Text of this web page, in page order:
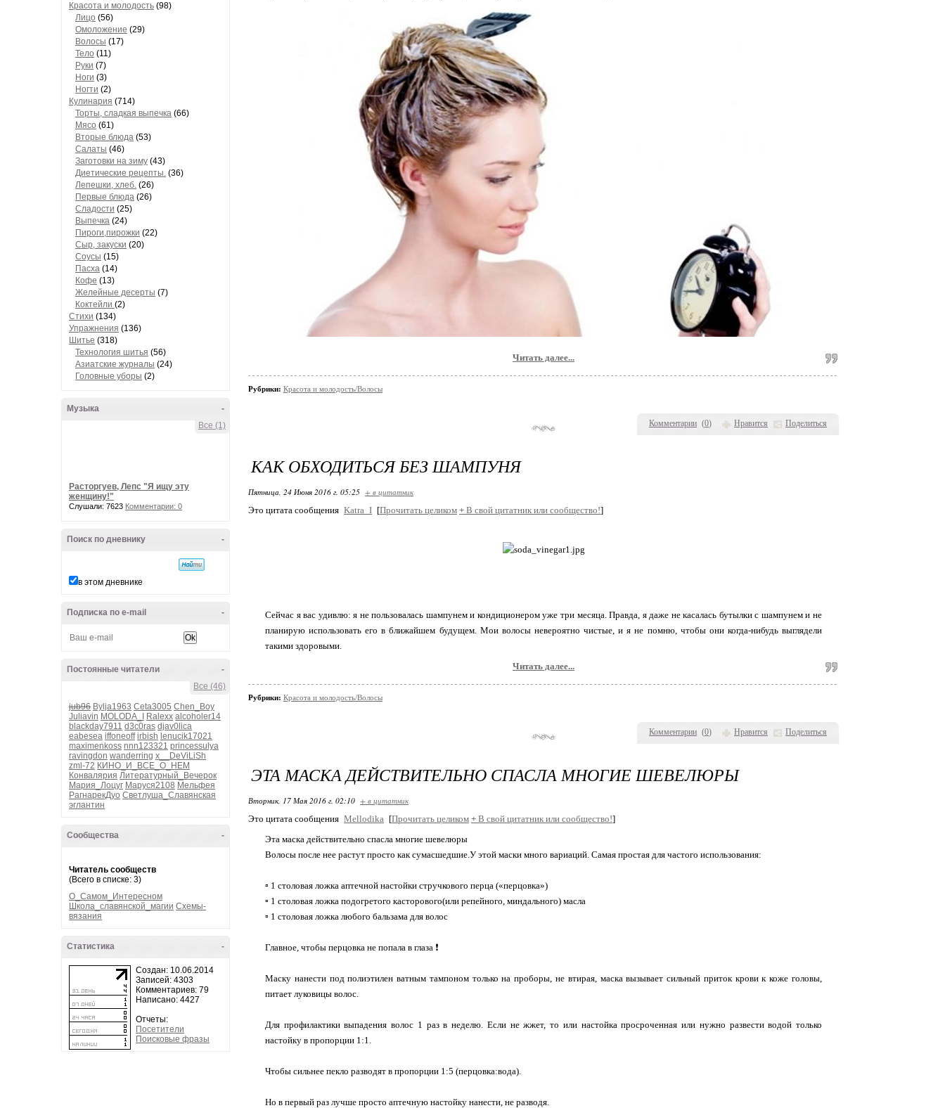
Красота и молодость (98)
Лицо (56)
Омоложение (29)
Волосы (17)
Тело (11)
Руки (7)
Ноги (3)
Ногти (2)
Кулинария (714)
Торты, сладкая выпечка (66)
Мясо (61)
Вторые блюда (53)
Салаты (46)
Заготовки на зиму (43)
Диетические рецепты. (36)
Лепешки, хлеб. (26)
Первые блюда (26)
Сладости (25)
Выпечка (24)
Пироги,пирожки (22)
Сыр, закуски (20)
Соусы (15)
Пасха (14)
Кофе (13)
Желейные десерты (7)
Коктейли (2)
Стихи (134)
Упражнения (136)
Шитье (318)
Технология шитья (56)
Азиатские журналы (24)
Головные уборы (2)
-
Музыка
Все (1)
Расторгуев, Лепс "Я ищу эту
женщину!"
Слушали: 7623 Комментарии: 0
-
Поиск по дневнику
в этом дневнике
-
Подписка по e-mail
-
Постоянные читатели
Все (46)
jub96 Bylja1963 Ceta3005 Chen_Boy
Juliavin MOLODA_I Ralexx alcoholer14
blackday7911 d3c0ras djav0lica
eabesea iffoneoff irbish lenucik17021
maximenkoss nnn123321 princessulya
ravingdon wanderring x__DeViLiSh
zml-72 КИНО_И_ВСЕ_О_НЕМ
Конвалярия Литературный_Вечерок
Мария_Лоцуг Маруся2108 Мельфея
РагнарекДуо Светлуша_Славянская
эглантин
-
Сообщества
Читатель сообществ
(Всего в списке: 3)
О_Самом_Интересном
Школа_славянской_магии Схемы-
вязания
-
Статистика
Создан: 10.06.2014
Записей: 4303
Комментариев: 79
Написано: 4427
Отчеты:
Посетители
Поисковые фразы
Комментарии (0) Нравится Поделиться
Читать далее...
Рубрики: Красота и молодость/Волосы
Комментарии (0) Нравится Поделиться
КАК ОБХОДИТЬСЯ БЕЗ ШАМПУНЯ
Пятница, 24 Июня 2016 г. 05:25 + в цитатник
Это цитата сообщения Katra_I [Прочитать целиком + В свой цитатник или сообщество!]
Сейчас я вас удивлю: я не пользовалась шампунем и кондиционером уже три месяца. Правда, я даже не касалась бутылки с шампунем и не
планирую использовать его в ближайшем будущем. Мои волосы невероятно чистые, и я не помню, чтобы они когда-нибудь выглядели
такими здоровыми.
Читать далее...
Рубрики: Красота и молодость/Волосы
ЭТА МАСКА ДЕЙСТВИТЕЛЬНО СПАСЛА МНОГИЕ ШЕВЕЛЮРЫ
Вторник, 17 Мая 2016 г. 02:10 + в цитатник
Это цитата сообщения Mellodika [Прочитать целиком + В свой цитатник или сообщество!]
Эта маска действительно спасла многие шевелюры
Волосы после нее растут просто как сумасшедшие.У этой маски много вариаций. Самая простая для частого использования:
▫ 1 столовая ложка аптечной настойки стручкового перца («перцовка»)
▫ 1 столовая ложка подогретого касторового(или репейного, миндального) масла
▫ 1 столовая ложка любого бальзама для волос
Главное, чтобы перцовка не попала в глаза ❗
Маску нанести под полиэтилен ватным тампоном только на проборы, не втирая, маска вызывает сильный приток крови к коже головы,
питает луковицы волос.
Для профилактики выпадения волос 1 раз в неделю. Если не жжет, то или настойка просроченная или нужно развести водой только
настойку в пропорции 1:1.
Чтобы сильнее пекло разводят в пропорции 1:5 (перцовка:вода).
Но в первый раз лучше просто аптечную настойку нанести, не разводя.